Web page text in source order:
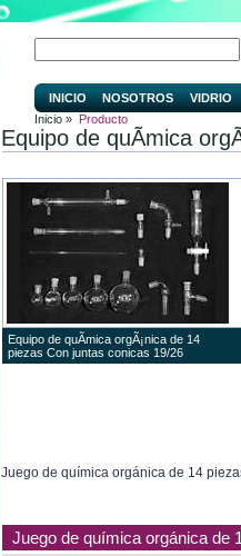
INICIO NOSOTROS
VIDRIO
Inicio » Producto
Equipo de quÃ­mica
Equipo de quÃ­mica orgÃ¡nica de 14
piezas Con juntas conicas 19/26
Juego de química orgánica de 14
Juego de química orgánica de